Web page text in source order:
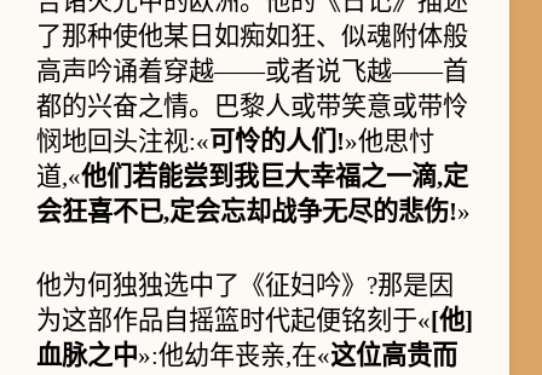
了那种使他某日如痴如狂、似魂附体般
高声吟诵着穿越——或者说飞越——首
都的兴奋之情。巴黎人或带笑意或带怜
悯地回头注视:«可怜的人们!»他思忖
道,«他们若能尝到我巨大幸福之一滴,定
会狂喜不已,定会忘却战争无尽的悲伤!»
他为何独独选中了《征妇吟》?那是因
为这部作品自摇篮时代起便铭刻于«[他]
血脉之中»:他幼年丧亲,在«这位高贵而